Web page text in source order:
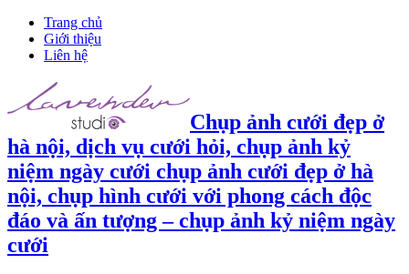
Trang chủ
Giới thiệu
Liên hệ
Chụp ảnh cưới đẹp ở
hà nội, dịch vụ cưới hỏi, chụp ảnh kỷ
niệm ngày cưới chụp ảnh cưới đẹp ở hà
nội, chụp hình cưới với phong cách độc
đáo và ấn tượng – chụp ảnh kỷ niệm ngày
cưới